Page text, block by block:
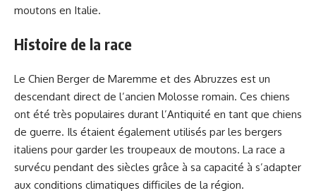
moutons en Italie.
Histoire de la race
Le Chien Berger de Maremme et des Abruzzes est un
descendant direct de l’ancien Molosse romain. Ces chiens
ont été très populaires durant l’Antiquité en tant que chiens
de guerre. Ils étaient également utilisés par les bergers
italiens pour garder les troupeaux de moutons. La race a
survécu pendant des siècles grâce à sa capacité à s’adapter
aux conditions climatiques difficiles de la région.